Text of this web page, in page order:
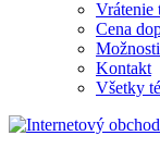
Vrátenie
Cena
Kontakt
Všetky